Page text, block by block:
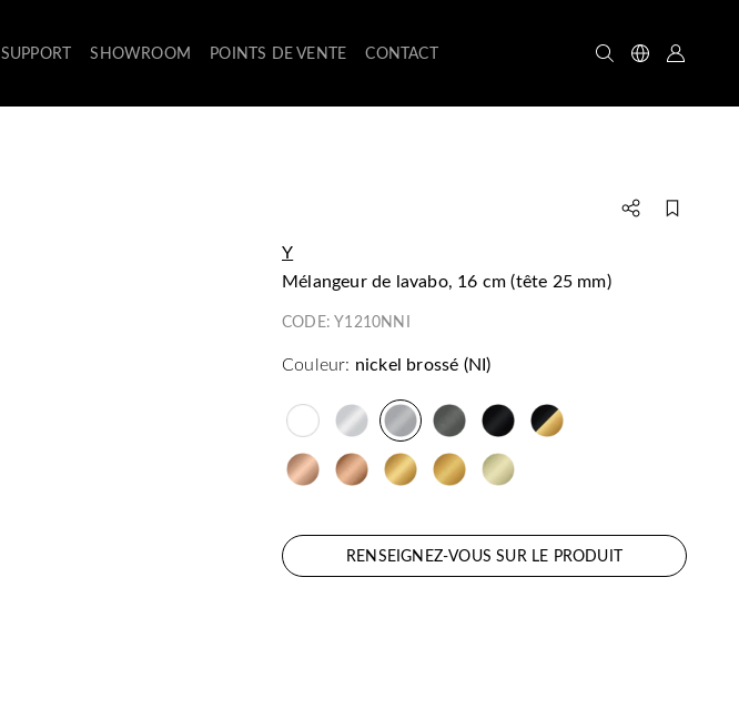
SUPPORT SHOWROOM POINTS DE VENTE CONTACT
Y
mélangeur de lavabo, 16 cm (tête 25 mm)
CODE:Y1210NNI
Couleur: nickel brossé (NI)
RENSEIGNEZ-VOUS SUR LE PRODUIT